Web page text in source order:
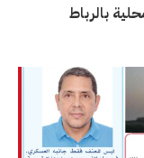
بالرباط